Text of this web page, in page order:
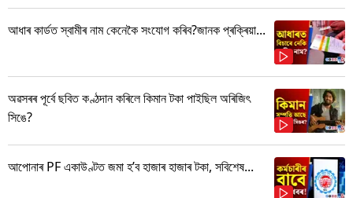
আধাৰ কাৰ্ডত স্বামীৰ নাম কেনেকৈ সংযোগ কৰিব?জানক প্ৰক্ৰিয়া...
অৱসৰৰ পূৰ্বে ছবিত কণ্ঠদান কৰিলে কিমান টকা পাইছিল অৰিজিৎ
সিঙে?
আপোনাৰ PF একাউণ্টত জমা হ’ব হাজাৰ হাজাৰ টকা, সবিশেষ...